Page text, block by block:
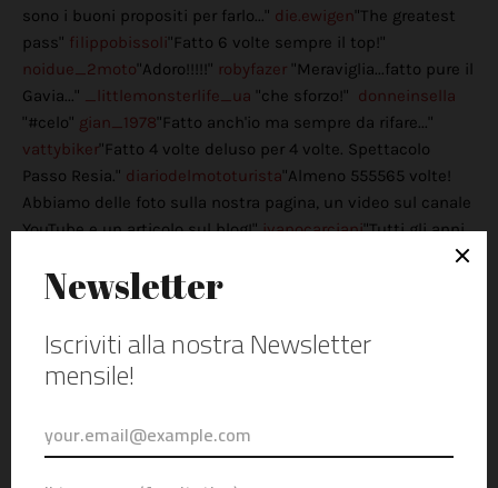
sono i buoni propositi per farlo..." die.ewigen "The greatest
pass" filippobissoli "Fatto 6 volte sempre il top!"
noidue_2moto "Adoro!!!!!" robyfazer "Meraviglia...fatto pure il
Gavia..." _littlemonsterlife_ua "che sforzo!" donneinsella
"#celo" gian_1978 "Fatto anch'io ma sempre da rifare..."
vattybiker"Fatto 4 volte deluso per 4 volte. Spettacolo
Passo Resia." diariodelmototurista "Almeno 555565 volte!
Abbiamo delle foto sulla nostra pagina, un video sul canale
YouTube e un articolo sul blog!"ivanocarciani"Tutti gli anni
settembre, in coppia sulla mia CB1000, naturalmente non
800km in 3 giorni!" thompotty"Gavia, Tonale e Stelvio per
800km in un giorno, io sulla mia Hornet e mio padre col suo
Burgman...strepitoso!"